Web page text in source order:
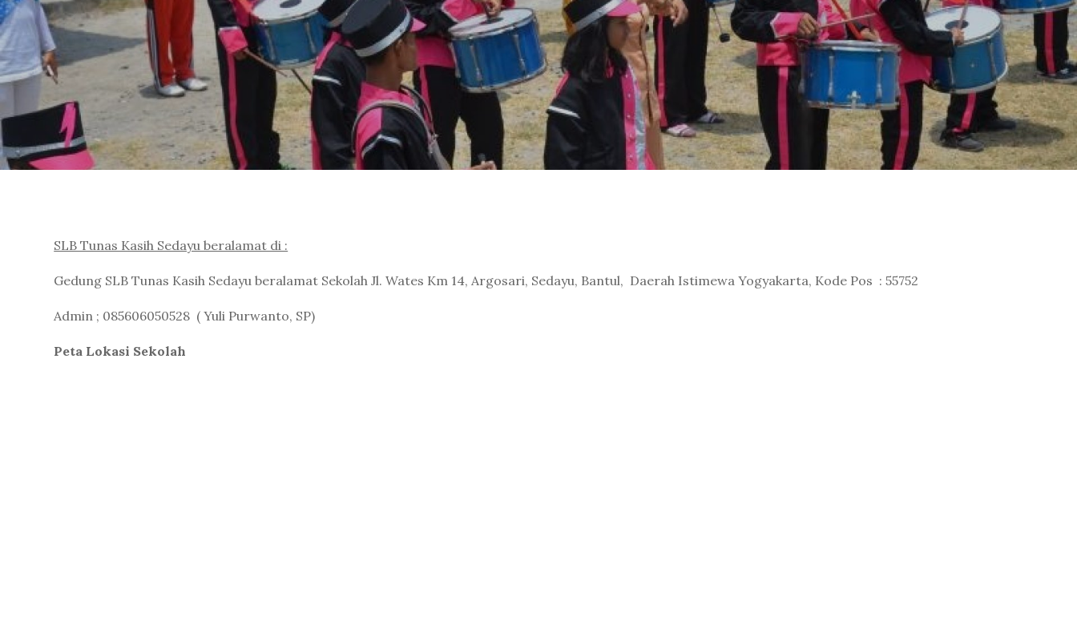
SLB Tunas Kasih Sedayu beralamat di :
Gedung SLB Tunas Kasih Sedayu beralamat Sekolah Jl. Wates Km 14, Argosari, Sedayu, Bantul, Daerah Istimewa Yogyakarta, Kode Pos : 55752
Admin ; 085606050528 ( Yuli Purwanto, SP)
Peta Lokasi Sekolah